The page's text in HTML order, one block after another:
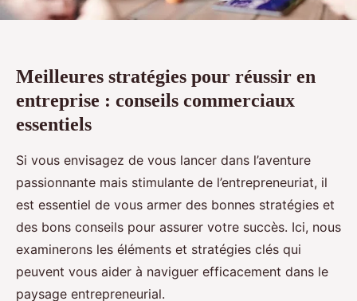
Meilleures stratégies pour réussir en
entreprise : conseils commerciaux
essentiels
Si vous envisagez de vous lancer dans l’aventure
passionnante mais stimulante de l’entrepreneuriat, il
est essentiel de vous armer des bonnes stratégies et
des bons conseils pour assurer votre succès. Ici, nous
examinerons les éléments et stratégies clés qui
peuvent vous aider à naviguer efficacement dans le
paysage entrepreneurial.